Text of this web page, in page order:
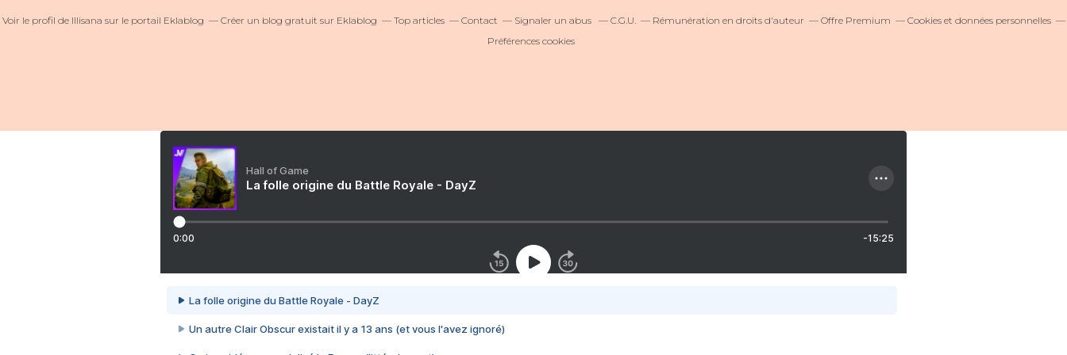
Voir le profil de Illisana sur le portail Eklablog Créer un blog gratuit sur Eklablog Top articles Contact Signaler un abus C.G.U. Rémunération en droits d'auteur Offre Premium
Cookies et données personnelles
Préférences cookies
Hall of Game
La folle origine du Battle Royale - DayZ
0:00 -15:25
La folle origine du Battle Royale - DayZ
Un autre Clair Obscur existait il y a 13 ans (et vous l'avez ignoré)